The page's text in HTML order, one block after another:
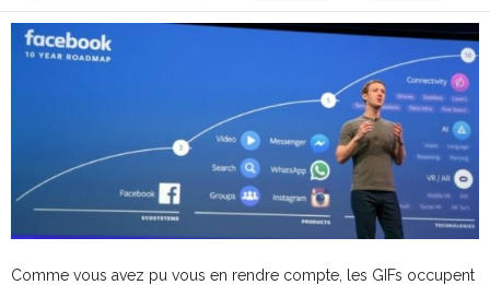
Comme vous avez pu vous en rendre compte, les GIFs occupent